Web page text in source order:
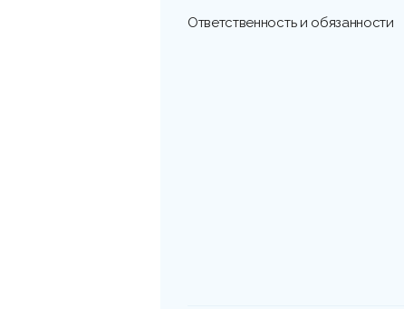
Ответственность и обязанности